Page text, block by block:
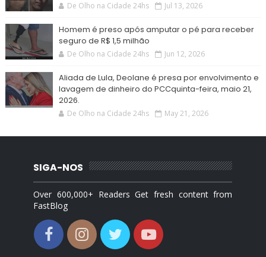
De Olho na Cidade 24hs Jul 13, 2026
Homem é preso após amputar o pé para receber
seguro de R$ 1,5 milhão
De Olho na Cidade 24hs Jun 12, 2026
Aliada de Lula, Deolane é presa por envolvimento e
lavagem de dinheiro do PCCquinta-feira, maio 21,
2026.
De Olho na Cidade 24hs May 21, 2026
SIGA-NOS
Over 600,000+ Readers Get fresh content from
FastBlog